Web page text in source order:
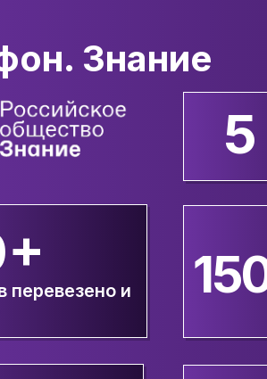
Знание
5
перевезено и